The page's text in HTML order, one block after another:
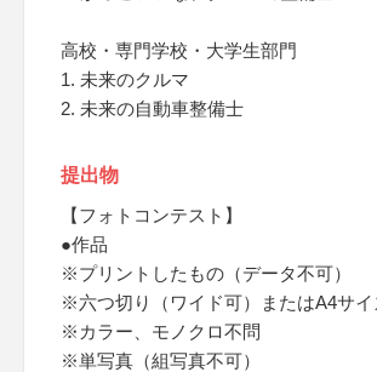
高校・専門学校・大学生部門
1. 未来のクルマ
2. 未来の自動車整備士
提出物
【フォトコンテスト】
●作品
※プリントしたもの（データ不可）
※六つ切り（ワイド可）またはA4サイ
※カラー、モノクロ不問
※単写真（組写真不可）